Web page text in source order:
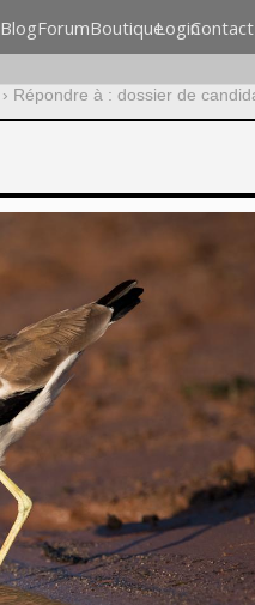
BlogForumBoutiqueLoginContact
› Répondre à : dossier de